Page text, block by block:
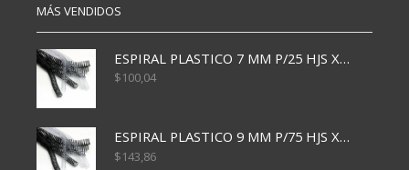
MÁS VENDIDOS
ESPIRAL PLASTICO 7 MM P/25 HJS X50x3000
$100,04
ESPIRAL PLASTICO 9 MM P/75 HJS X50X2400
$143,86